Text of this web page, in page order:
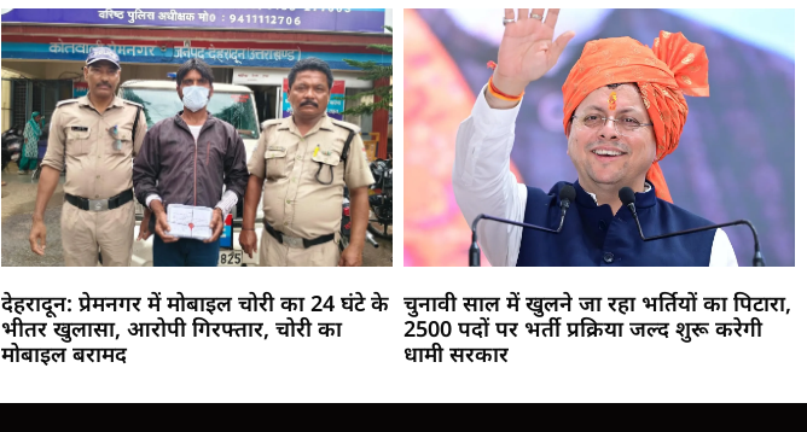
देहरादून: प्रेमनगर में मोबाइल चोरी का 24 घंटे के
भीतर खुलासा, आरोपी गिरफ्तार, चोरी का
मोबाइल बरामद
चुनावी साल में खुलने जा रहा भर्तियों का पिटारा,
2500 पदों पर भर्ती प्रक्रिया जल्द शुरू करेगी
धामी सरकार